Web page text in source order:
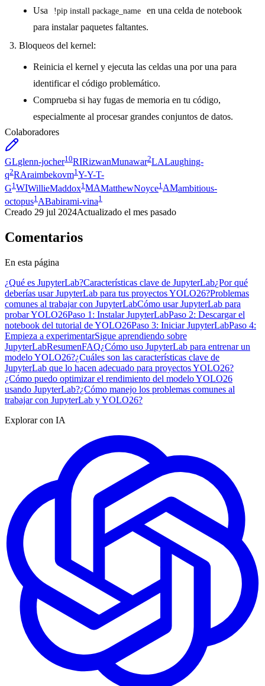
Usa
!pip install package_name
en una celda de notebook
para instalar paquetes faltantes.
Bloqueos del kernel:
Reinicia el kernel y ejecuta las celdas una por una para
identificar el código problemático.
Comprueba si hay fugas de memoria en tu código,
especialmente al procesar grandes conjuntos de datos.
Colaboradores
GLglenn-jocher10RIRizwanMunawar2LALaughing-
q2RAraimbekovm1Y-Y-T-
G1 WIWillieMaddox1 MAMatthewNoyce1 AMambitious-
octopus1 ABabirami-vina1
Creado 29 jul 2024Actualizado el mes pasado
Comentarios
En esta página
¿Qué es JupyterLab?Características clave de JupyterLab¿Por qué
deberías usar JupyterLab para tus proyectos YOLO26?Problemas
comunes al trabajar con JupyterLabCómo usar JupyterLab para
probar YOLO26Paso 1: Instalar JupyterLabPaso 2: Descargar el
notebook del tutorial de YOLO26Paso 3: Iniciar JupyterLabPaso 4:
Empieza a experimentarSigue aprendiendo sobre
JupyterLabResumenFAQ¿Cómo uso JupyterLab para entrenar un
modelo YOLO26?¿Cuáles son las características clave de
JupyterLab que lo hacen adecuado para proyectos YOLO26?
¿Cómo puedo optimizar el rendimiento del modelo YOLO26
usando JupyterLab?¿Cómo manejo los problemas comunes al
trabajar con JupyterLab y YOLO26?
Explorar con IA